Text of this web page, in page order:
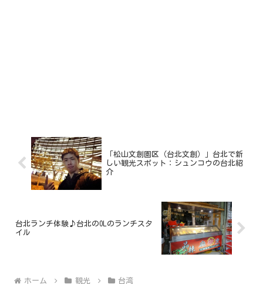
「松山文創園区（台北文創）」台北で新
しい観光スポット：シュンコウの台北紹
介
台北ランチ体験♪台北のOLのランチスタ
イル
ホーム 観光 台湾